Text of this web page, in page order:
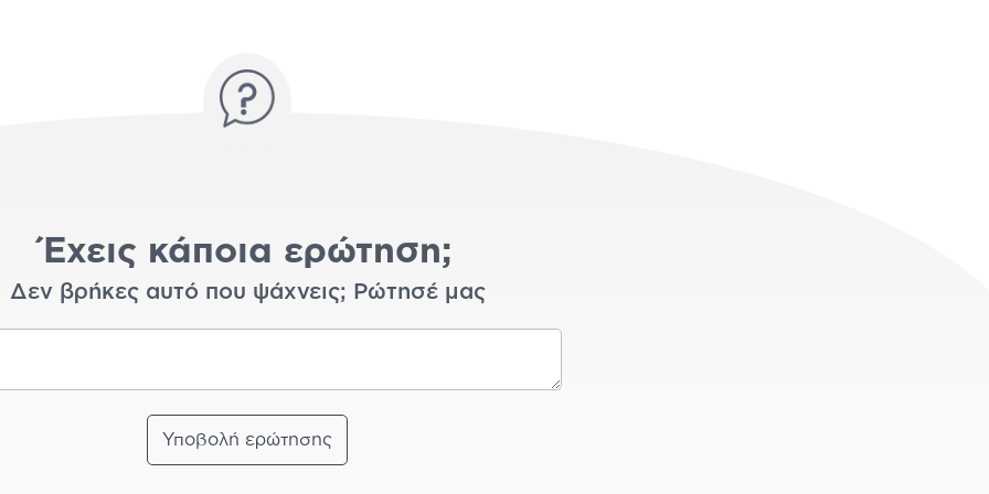
Έχεις κάποια ερώτηση;
Δεν βρήκες αυτό που ψάχνεις; Ρώτησέ μας
Υποβολή ερώτησης